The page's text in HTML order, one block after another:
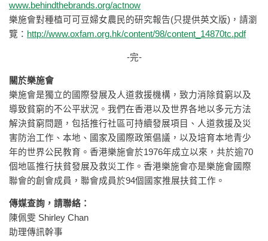
www.behindthebrands.org/actnow
樂施會對種植可可豆婦女農民的研究報告(只提供英文版)，請瀏
覽： http://www.oxfam.org.hk/content/98/content_14870tc.pdf
-完-
關於樂施會
樂施會是獨立的國際發展及人道救援機構，致力消除貧窮以及
導致貧窮的不公平狀況。我們在香港以及世界各地以多元方法
解決貧窮問題，包括推行社區可持續發展項目、人道救援及災
害防治工作、本地、國家及國際政策倡議，以及培育本地青少
年的世界公民教育。香港樂施會於1976年成立以來，共於逾70
個地區推行扶貧發展及救災工作。香港樂施會亦是樂施會國際
聯會的創會成員，聯會成員於94個國家推展扶貧工作。
傳媒查詢，請聯絡：
陳佩雯 Shirley Chan
助理傳訊幹事